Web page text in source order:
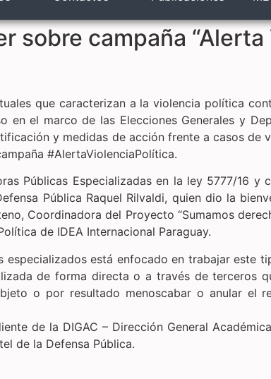
sobre campaña
que caracterizan a la violencia política
en el marco de las Elecciones Generales y
y medidas de acción frente a casos de
#AlertaViolenciaPolítica.
Públicas Especializadas en la ley 5777/16 y
Pública Raquel Rilvaldi, quien dio la
Coordinadora del Proyecto “Sumamos
de IDEA Internacional Paraguay.
especializados está enfocado en trabajar este
de forma directa o a través de terceros
o por resultado menoscabar o anular el
de la DIGAC – Dirección General
de la Defensa Pública.